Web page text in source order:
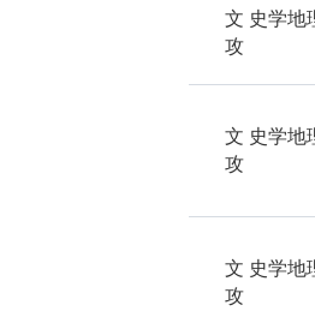
文 史学地
攻
文 史学地
攻
文 史学地
攻